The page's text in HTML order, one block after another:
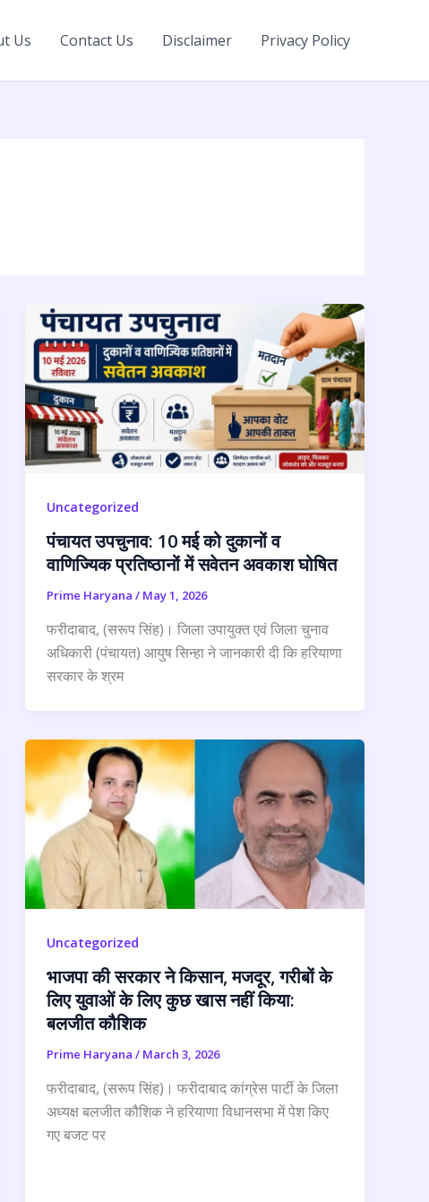
Us Contact Us Disclaimer Privacy Policy
Uncategorized
पंचायत उपचुनाव: 10 मई को दुकानों व
वाणिज्यिक प्रतिष्ठानों में सवेतन अवकाश घोषित
Prime Haryana/ May 1, 2026
फरीदाबाद, (सरूप सिंह)। जिला उपायुक्त एवं जिला चुनाव
अधिकारी (पंचायत) आयुष सिन्हा ने जानकारी दी कि हरियाणा
सरकार के श्रम
Uncategorized
भाजपा की सरकार ने किसान, मजदूर, गरीबों के
लिए युवाओं के लिए कुछ खास नहीं किया:
बलजीत कौशिक
Prime Haryana/ March 3, 2026
फरीदाबाद, (सरूप सिंह)। फरीदाबाद कांग्रेस पार्टी के जिला
अध्यक्ष बलजीत कौशिक ने हरियाणा विधानसभा में पेश किए
गए बजट पर